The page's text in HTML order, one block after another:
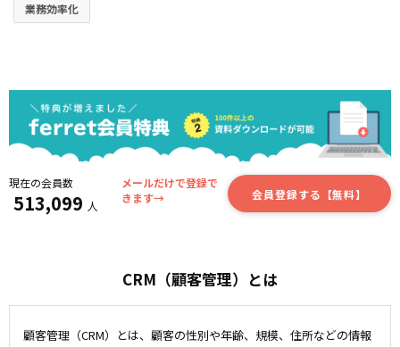
業務効率化
現在の会員数
513,099 人
メールだけで登録で
きます→
会員登録する【無料】
CRM（顧客管理）とは
顧客管理（CRM）とは、顧客の性別や年齢、規模、住所などの情報